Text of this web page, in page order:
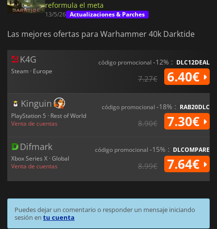
reformula el meta
13/5/26 Actualizaciones & Parches
Las mejores ofertas para Warhammer 40k Darktide
K4G
Steam · Europe
código promocional -12% : DLC12DEAL
7.27€ 6.40€
Kinguin
PlayStation 5 · Rest of World
Venta de cuentas
código promocional -18% : RAB20DLC
8.90€ 7.30€
Difmark
Xbox Series X · Global
Venta de cuentas
código promocional -15% : DLCOMPARE
8.99€ 7.64€
Puedes dejar un comentario o responder un mensaje iniciando
sesión en tu cuenta